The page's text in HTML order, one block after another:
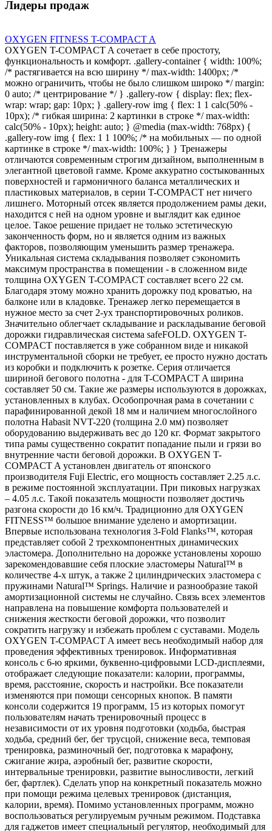
Лидеры продаж
OXYGEN FITNESS T-COMPACT A
OXYGEN T-COMPACT A сочетает в себе простоту,
функциональность и комфорт. .gallery-container { width: 100%;
/* растягивается на всю ширину */ max-width: 1400px; /*
можно ограничить, чтобы не было слишком широко */ margin:
0 auto; /* центрирование */ } .gallery-row { display: flex; flex-
wrap: wrap; gap: 10px; } .gallery-row img { flex: 1 1 calc(50% -
10px); /* гибкая ширина: 2 картинки в строке */ max-width:
calc(50% - 10px); height: auto; } @media (max-width: 768px) {
.gallery-row img { flex: 1 1 100%; /* на мобильных — по одной
картинке в строке */ max-width: 100%; } } Тренажеры
отличаются современным строгим дизайном, выполненным в
элегантной цветовой гамме. Кроме аккуратно состыкованных
поверхностей и гармоничного баланса металлических и
пластиковых материалов, в серии T-COMPACT нет ничего
лишнего. Моторный отсек является продолжением рамы деки,
находится с ней на одном уровне и выглядит как единое
целое. Такое решение придает не только эстетическую
законченность форм, но и является одним из важных
факторов, позволяющим уменьшить размер тренажера.
Уникальная система складывания позволяет сэкономить
максимум пространства в помещении - в сложенном виде
толщина OXYGEN T-COMPACT составляет всего 22 см.
Благодаря этому можно хранить дорожку под кроватью, на
балконе или в кладовке. Тренажер легко перемещается в
нужное место за счет 2-ух транспортировочных роликов.
Значительно облегчает складывание и раскладывание беговой
дорожки гидравлическая система safeFOLD. OXYGEN T-
COMPACT поставляется в уже собранном виде и никакой
инструментальной сборки не требует, ее просто нужно достать
из коробки и подключить к розетке. Серия отличается
шириной бегового полотна - для T-COMPACT A ширина
составляет 50 см. Такие же размеры используются в дорожках,
установленных в клубах. Особопрочная рама в сочетании с
парафинированной декой 18 мм и наличием многослойного
полотна Habasit NVT-220 (толщина 2.0 мм) позволяет
оборудованию выдерживать вес до 120 кг. Формат закрытого
типа рамы существенно сократит попадание пыли и грязи во
внутренние части беговой дорожки. В OXYGEN T-
COMPACT A установлен двигатель от японского
производителя Fuji Electric, его мощность составляет 2.25 л.с.
в режиме постоянной эксплуатации. При пиковых нагрузках
– 4.05 л.с. Такой показатель мощности позволяет достичь
разгона скорости до 16 км/ч. Традиционно для OXYGEN
FITNESS™ большое внимание уделено и амортизации.
Впервые использована технология 3-Fold Flanks™, которая
представляет собой 2 трехкомпонентных динамических
эластомера. Дополнительно на дорожке установлены хорошо
зарекомендовавшие себя плоские эластомеры Natural™ в
количестве 4-х штук, а также 2 цилиндрических эластомера с
пружинами Natural™ Springs. Наличие и разнообразие такой
амортизационной системы не случайно. Связь всех элементов
направлена на повышение комфорта пользователей и
снижения жесткости беговой дорожки, что позволит
сократить нагрузку и избежать проблем с суставами. Модель
OXYGEN T-COMPACT A имеет весь необходимый набор для
проведения эффективных тренировок. Информативная
консоль с 6-ю яркими, буквенно-цифровыми LCD-дисплеями,
отображает следующие показатели: калории, программы,
время, расстояние, скорость и настройки. Все показатели
изменяются при помощи сенсорных кнопок. В памяти
консоли содержится 19 программ, 15 из которых помогут
пользователям начать тренировочный процесс в
независимости от их уровня подготовки (ходьба, быстрая
ходьба, средний бег, бег трусцой, снижение веса, темповая
тренировка, разминочный бег, подготовка к марафону,
сжигание жира, аэробный бег, развитие скорости,
интервальные тренировки, развитие выносливости, легкий
бег, фартлек). Сделать упор на конкретный показатель можно
при помощи режима целевых тренировок (дистанция,
калории, время). Помимо установленных программ, можно
воспользоваться регулируемым ручным режимом. Подставка
для гаджетов имеет специальный регулятор, необходимый для